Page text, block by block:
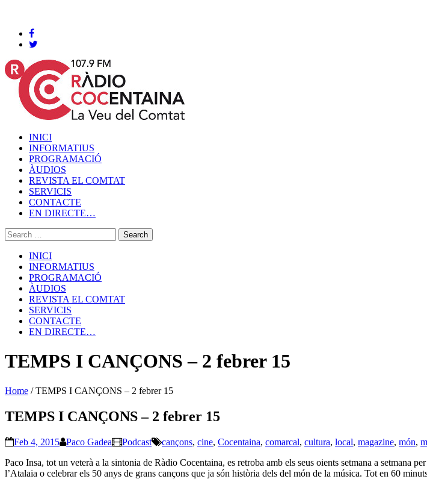
INICI
INFORMATIUS
PROGRAMACIÓ
ÀUDIOS
REVISTA EL COMTAT
SERVICIS
CONTACTE
EN DIRECTE…
INICI
INFORMATIUS
PROGRAMACIÓ
ÀUDIOS
REVISTA EL COMTAT
SERVICIS
CONTACTE
EN DIRECTE…
TEMPS I CANÇONS – 2 febrer 15
Home /TEMPS I CANÇONS – 2 febrer 15
TEMPS I CANÇONS – 2 febrer 15
Feb 4, 2015 Paco Gadea Podcast cançons, cine, Cocentaina, comarcal, cultura, local, magazine, món,
Paco Insa, tot un veterà a la sintonia de Ràdio Cocentaina, es retroba amb els seus oients setmana a setmana
l’Atalaia o celebrar els 50 anys de grans cançons que ja són història dels del món de la música. Tot en 60